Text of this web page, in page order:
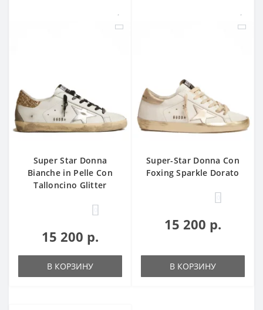
Super Star Donna
Bianche in Pelle Con
Talloncino Glitter
15 200 р.
В КОРЗИНУ
Super-Star Donna Con
Foxing Sparkle Dorato
15 200 р.
В КОРЗИНУ